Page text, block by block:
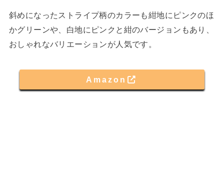
斜めになったストライプ柄のカラーも紺地にピンクのほ
かグリーンや、白地にピンクと紺のバージョンもあり、
おしゃれなバリエーションが人気です。
Amazon